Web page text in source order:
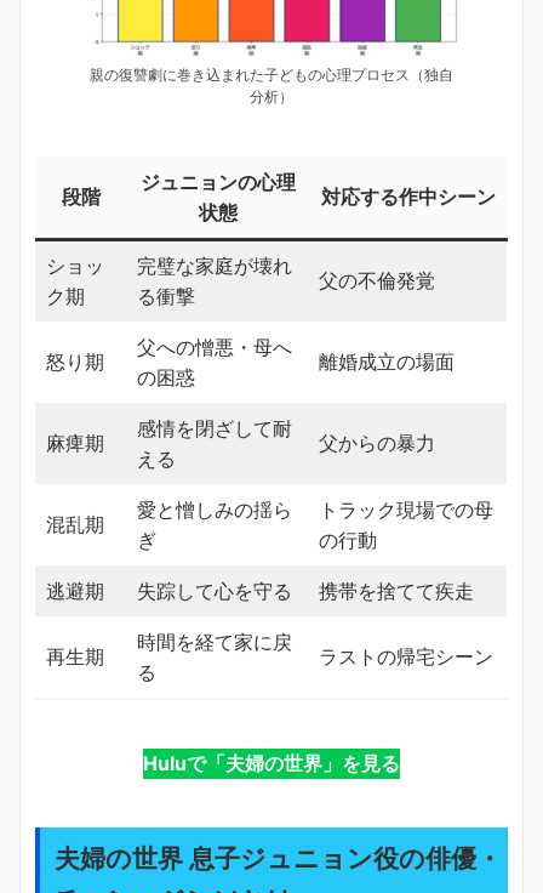
親の復讐劇に巻き込まれた子どもの心理プロセス（独自
分析）
段階
ジュニョンの心理
状態
対応する作中シーン
ショッ
ク期
完璧な家庭が壊れ
る衝撃
父の不倫発覚
怒り期
父への憎悪・母へ
の困惑
離婚成立の場面
麻痺期
感情を閉ざして耐
える
父からの暴力
混乱期
愛と憎しみの揺ら
ぎ
トラック現場での母
の行動
逃避期 失踪して心を守る 携帯を捨てて疾走
再生期
時間を経て家に戻
る
ラストの帰宅シーン
Huluで「夫婦の世界」を見る
夫婦の世界 息子ジュニョン役の俳優・